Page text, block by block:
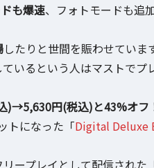
も爆速、フォトモードも追
したりと世間を賑わせていま
ているという人はマストで
)→5,630円(税込)と43%オフ
トになった「Digital Deluxe
プレイとして配信された